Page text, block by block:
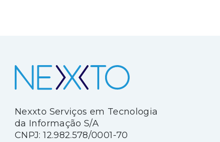
Nexxto Serviços em Tecnologia
da Informação S/A
CNPJ: 12.982.578/0001-70